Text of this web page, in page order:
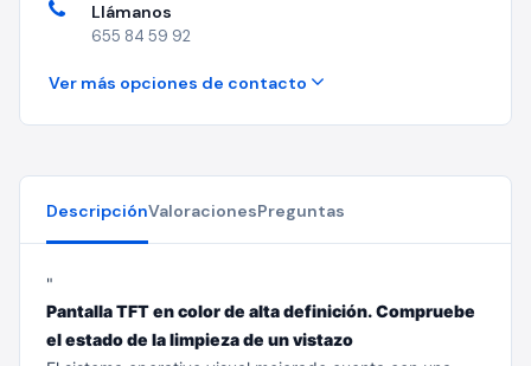
Llámanos
655 84 59 92
Ver más opciones de contacto
DescripciónValoracionesPreguntas
"
Pantalla TFT en color de alta definición. Compruebe
el estado de la limpieza de un vistazo